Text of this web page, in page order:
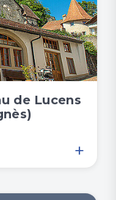
de Lucens
+